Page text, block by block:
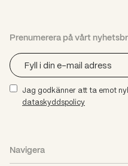
Prenumerera på vårt
Jag godkänner att ta emot
dataskyddspolicy
Navigera